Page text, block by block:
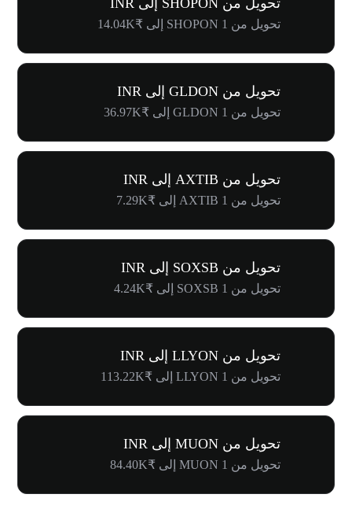
تحويل من 1 SHOPON إلى ₹14.04K
تحويل من GLDON إلى INR
تحويل من 1 GLDON إلى ₹36.97K
تحويل من AXTIB إلى INR
تحويل من 1 AXTIB إلى ₹7.29K
تحويل من SOXSB إلى INR
تحويل من 1 SOXSB إلى ₹4.24K
تحويل من LLYON إلى INR
تحويل من 1 LLYON إلى ₹113.22K
تحويل من MUON إلى INR
تحويل من 1 MUON إلى ₹84.40K